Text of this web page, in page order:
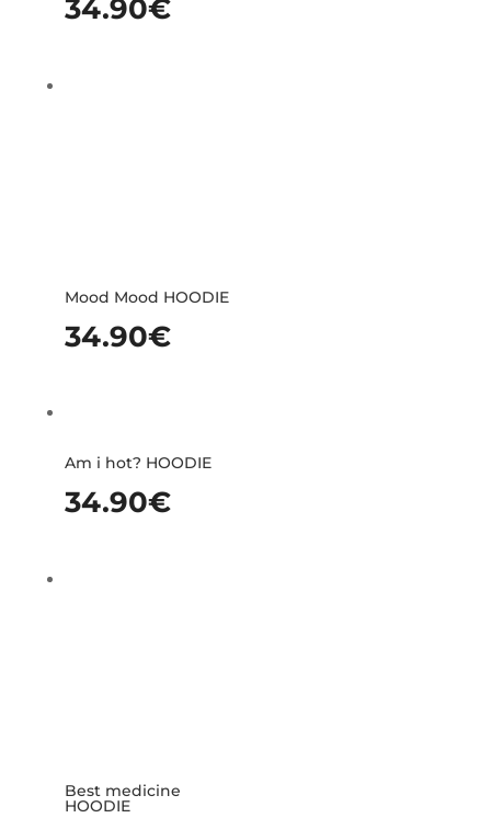
34.90€
Mood Mood HOODIE
34.90€
Am i hot? HOODIE
34.90€
Best medicine
HOODIE